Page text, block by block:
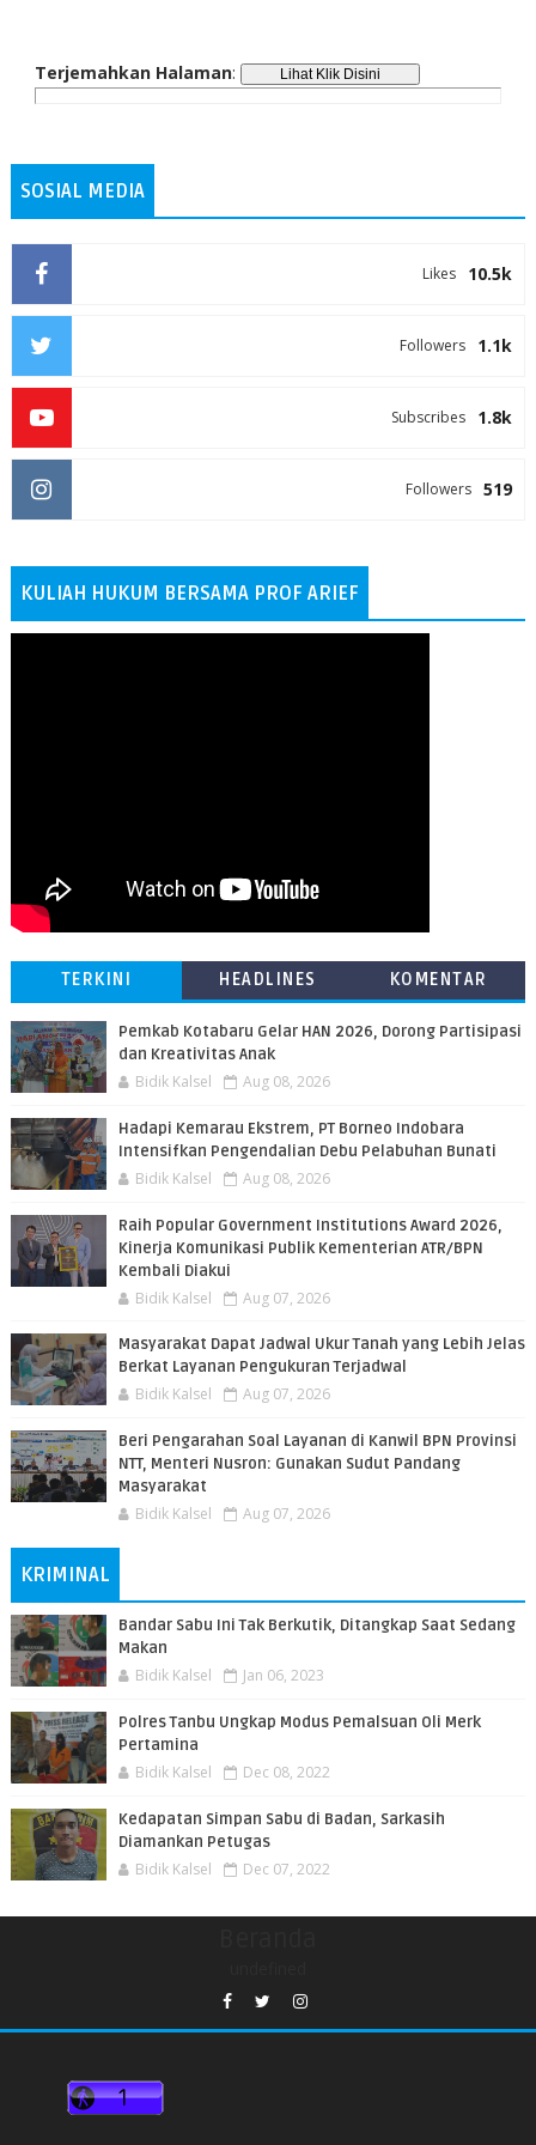
Terjemahkan Halaman:
SOSIAL MEDIA
10.5k
Likes
1.1k
Followers
1.8k
Subscribes
519
Followers
KULIAH HUKUM BERSAMA PROF ARIEF
TERKINI HEADLINES KOMENTAR
Pemkab Kotabaru Gelar HAN 2026, Dorong Partisipasi
dan Kreativitas Anak
Bidik Kalsel Aug 08, 2026
​Hadapi Kemarau Ekstrem, PT Borneo Indobara
Intensifkan Pengendalian Debu Pelabuhan Bunati
Bidik Kalsel Aug 08, 2026
Raih Popular Government Institutions Award 2026,
Kinerja Komunikasi Publik Kementerian ATR/BPN
Kembali Diakui
Bidik Kalsel Aug 07, 2026
Masyarakat Dapat Jadwal Ukur Tanah yang Lebih Jelas
Berkat Layanan Pengukuran Terjadwal
Bidik Kalsel Aug 07, 2026
Beri Pengarahan Soal Layanan di Kanwil BPN Provinsi
NTT, Menteri Nusron: Gunakan Sudut Pandang
Masyarakat
Bidik Kalsel Aug 07, 2026
KRIMINAL
Bandar Sabu Ini Tak Berkutik, Ditangkap Saat Sedang
Makan
Bidik Kalsel Jan 06, 2023
Polres Tanbu Ungkap Modus Pemalsuan Oli Merk
Pertamina
Bidik Kalsel Dec 08, 2022
Kedapatan Simpan Sabu di Badan, Sarkasih
Diamankan Petugas
Bidik Kalsel Dec 07, 2022